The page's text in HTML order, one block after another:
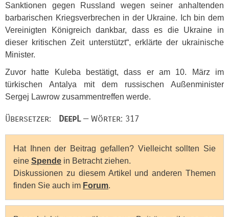
Sanktionen gegen Russland wegen seiner anhaltenden
barbarischen Kriegsverbrechen in der Ukraine. Ich bin dem
Vereinigten Königreich dankbar, dass es die Ukraine in
dieser kritischen Zeit unterstützt“, erklärte der ukrainische
Minister.
Zuvor hatte Kuleba bestätigt, dass er am 10. März im
türkischen Antalya mit dem russischen Außenminister
Sergej Lawrow zusammentreffen werde.
Übersetzer: DeepL— Wörter: 317
Hat Ihnen der Beitrag gefallen? Vielleicht sollten Sie
eine Spende in Betracht ziehen.
Diskussionen zu diesem Artikel und anderen Themen
finden Sie auch im Forum.